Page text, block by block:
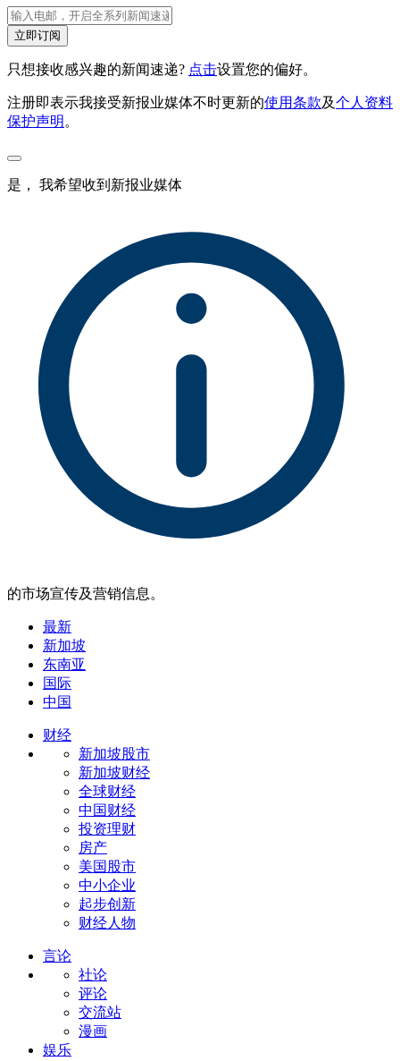
立即订阅
只想接收感兴趣的新闻速递? 点击设置您的偏好。
注册即表示我接受新报业媒体不时更新的使用条款及个人资料
保护声明 。
是， 我希望收到新报业媒体
的市场宣传及营销信息。
最新
新加坡
东南亚
国际
中国
财经
新加坡股市
新加坡财经
全球财经
中国财经
投资理财
房产
美国股市
中小企业
起步创新
财经人物
言论
社论
评论
交流站
漫画
娱乐